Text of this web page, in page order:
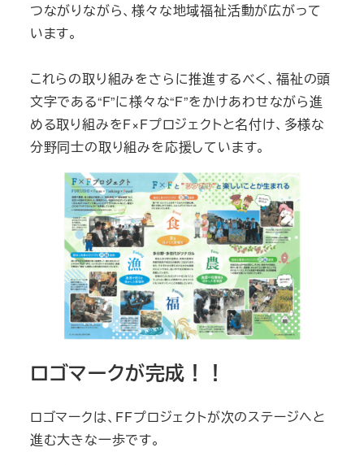
つながりながら、様々な地域福祉活動が広がって
います。
これらの取り組みをさらに推進するべく、福祉の頭
文字である“F”に様々な“F”をかけあわせながら進
める取り組みをF×Fプロジェクトと名付け、多様な
分野同士の取り組みを応援しています。
ロゴマークが完成！！
ロゴマークは、FFプロジェクトが次のステージへと
進む大きな一歩です。